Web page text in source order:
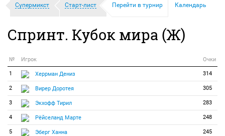
Супермикст Старт-лист Перейти в турнир Календарь
Спринт. Кубок мира (Ж)
№ Игрок Очки
1 Херрман Дениз 314
2 Вирер Доротея 305
3 Экхофф Тирил 283
4 Рёйселанд Марте 248
5 Эберг Ханна 245